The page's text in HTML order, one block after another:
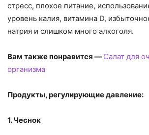
стресс, плохое питание,
уровень калия, витамина D,
натрия и слишком много алкоголя.
Вам также понравится — Салат для
организма
Продукты, регулирующие давление:
1. Чеснок